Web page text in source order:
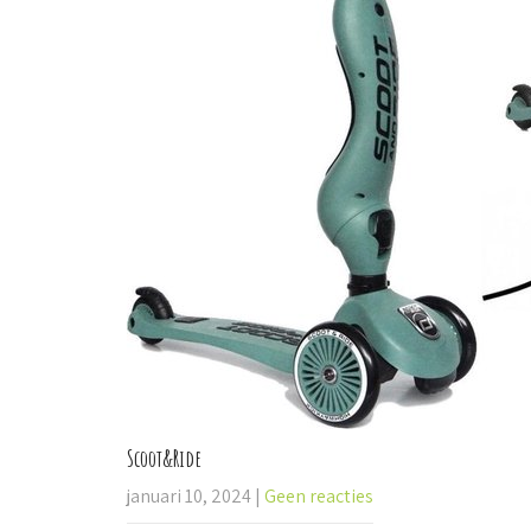
Scoot&Ride
januari 10, 2024 | Geen reacties